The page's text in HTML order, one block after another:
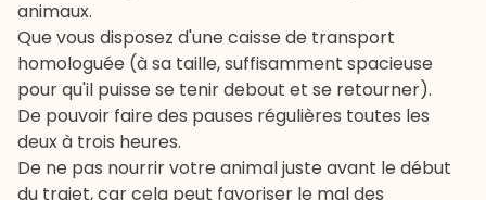
animaux.
Que vous disposez d'une caisse de transport
homologuée (à sa taille, suffisamment spacieuse
pour qu'il puisse se tenir debout et se retourner).
De pouvoir faire des pauses régulières toutes les
deux à trois heures.
De ne pas nourrir votre animal juste avant le début
du trajet, car cela peut favoriser le mal des